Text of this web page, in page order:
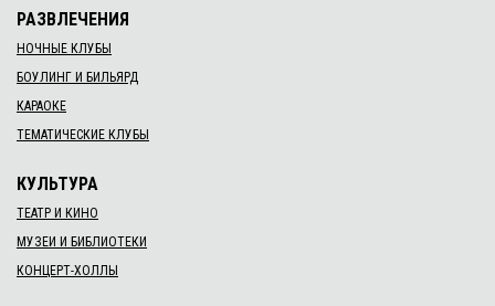
РАЗВЛЕЧЕНИЯ
НОЧНЫЕ КЛУБЫ
БОУЛИНГ И БИЛЬЯРД
КАРАОКЕ
ТЕМАТИЧЕСКИЕ КЛУБЫ
КУЛЬТУРА
ТЕАТР И КИНО
МУЗЕИ И БИБЛИОТЕКИ
КОНЦЕРТ-ХОЛЛЫ